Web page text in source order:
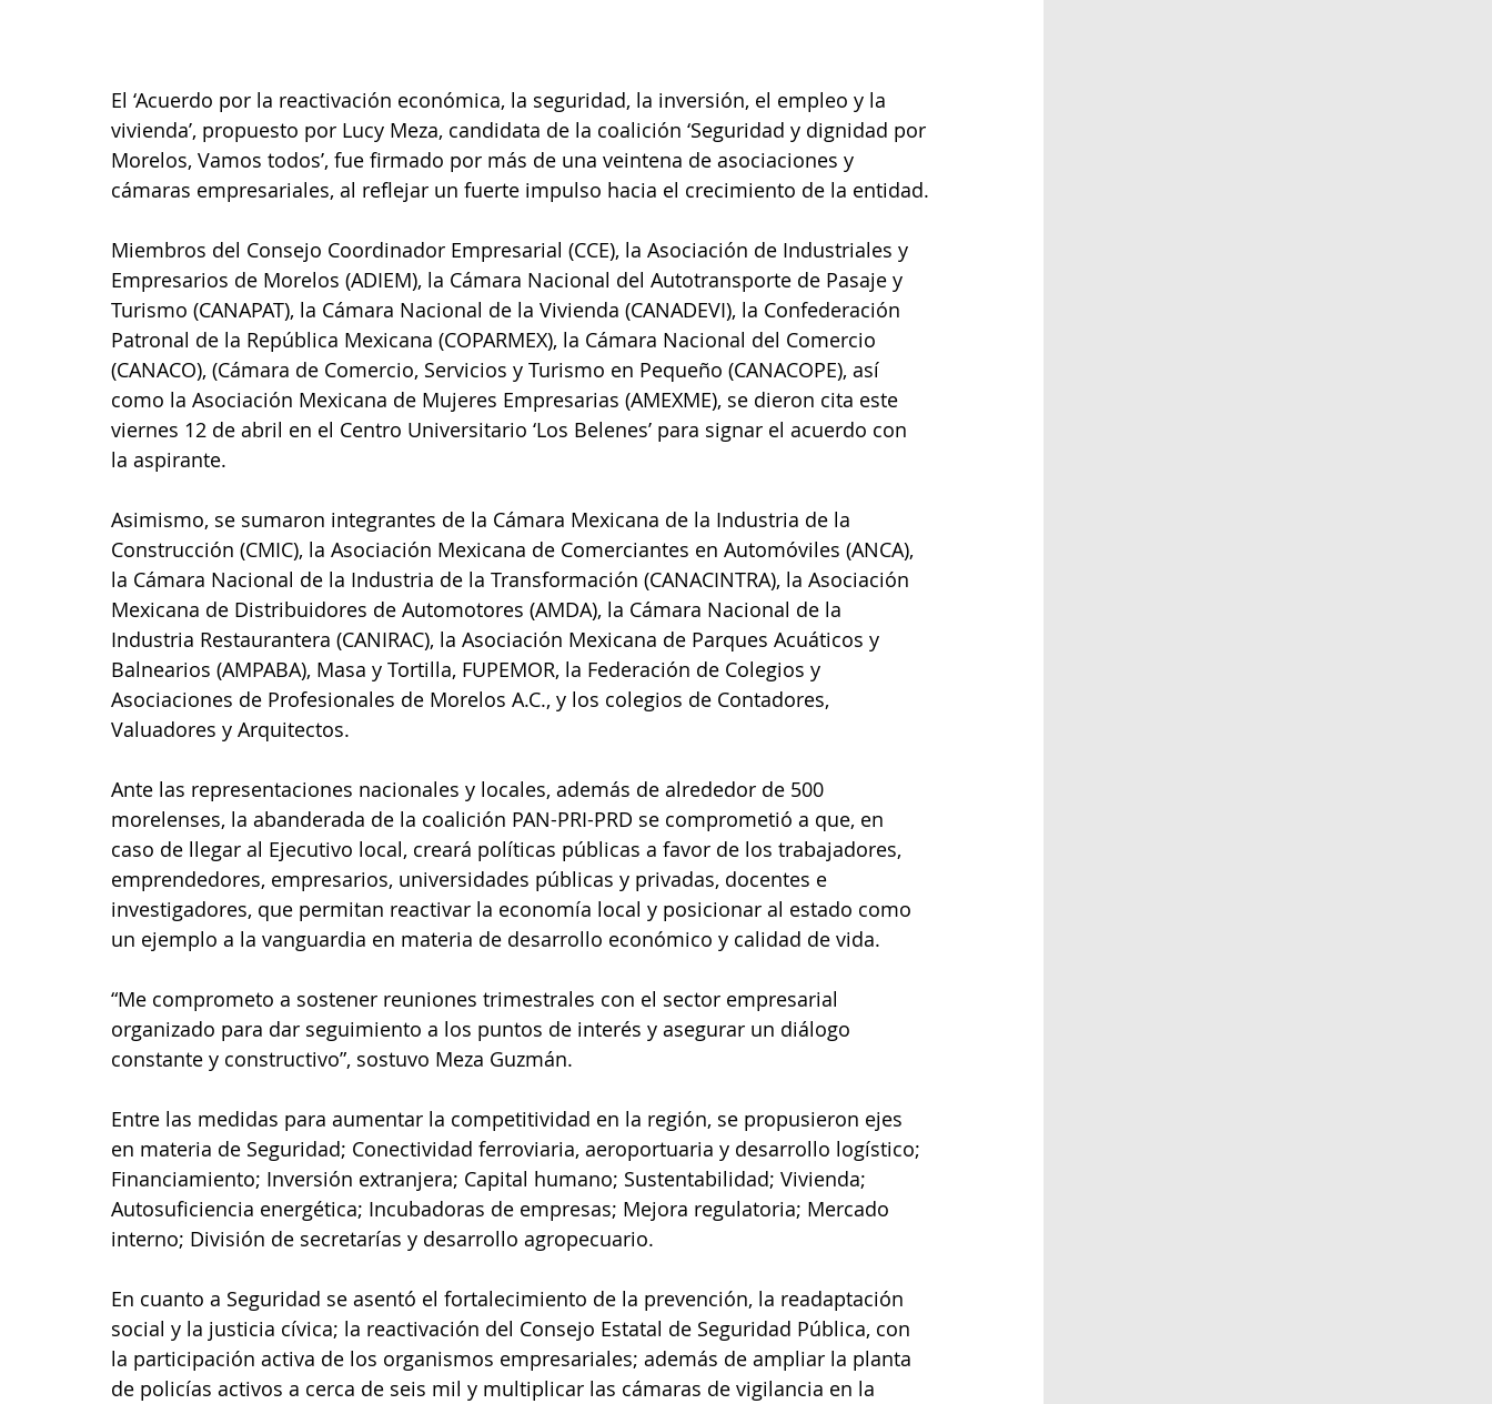
El ‘Acuerdo por la reactivación económica, la seguridad, la inversión, el empleo y la
vivienda’, propuesto por Lucy Meza, candidata de la coalición ‘Seguridad y dignidad por
Morelos, Vamos todos’, fue firmado por más de una veintena de asociaciones y
cámaras empresariales, al reflejar un fuerte impulso hacia el crecimiento de la entidad.
Miembros del Consejo Coordinador Empresarial (CCE), la Asociación de Industriales y
Empresarios de Morelos (ADIEM), la Cámara Nacional del Autotransporte de Pasaje y
Turismo (CANAPAT), la Cámara Nacional de la Vivienda (CANADEVI), la Confederación
Patronal de la República Mexicana (COPARMEX), la Cámara Nacional del Comercio
(CANACO), (Cámara de Comercio, Servicios y Turismo en Pequeño (CANACOPE), así
como la Asociación Mexicana de Mujeres Empresarias (AMEXME), se dieron cita este
viernes 12 de abril en el Centro Universitario ‘Los Belenes’ para signar el acuerdo con
la aspirante.
Asimismo, se sumaron integrantes de la Cámara Mexicana de la Industria de la
Construcción (CMIC), la Asociación Mexicana de Comerciantes en Automóviles (ANCA),
la Cámara Nacional de la Industria de la Transformación (CANACINTRA), la Asociación
Mexicana de Distribuidores de Automotores (AMDA), la Cámara Nacional de la
Industria Restaurantera (CANIRAC), la Asociación Mexicana de Parques Acuáticos y
Balnearios (AMPABA), Masa y Tortilla, FUPEMOR, la Federación de Colegios y
Asociaciones de Profesionales de Morelos A.C., y los colegios de Contadores,
Valuadores y Arquitectos.
Ante las representaciones nacionales y locales, además de alrededor de 500
morelenses, la abanderada de la coalición PAN-PRI-PRD se comprometió a que, en
caso de llegar al Ejecutivo local, creará políticas públicas a favor de los trabajadores,
emprendedores, empresarios, universidades públicas y privadas, docentes e
investigadores, que permitan reactivar la economía local y posicionar al estado como
un ejemplo a la vanguardia en materia de desarrollo económico y calidad de vida.
“Me comprometo a sostener reuniones trimestrales con el sector empresarial
organizado para dar seguimiento a los puntos de interés y asegurar un diálogo
constante y constructivo”, sostuvo Meza Guzmán.
Entre las medidas para aumentar la competitividad en la región, se propusieron ejes
en materia de Seguridad; Conectividad ferroviaria, aeroportuaria y desarrollo logístico;
Financiamiento; Inversión extranjera; Capital humano; Sustentabilidad; Vivienda;
Autosuficiencia energética; Incubadoras de empresas; Mejora regulatoria; Mercado
interno; División de secretarías y desarrollo agropecuario.
En cuanto a Seguridad se asentó el fortalecimiento de la prevención, la readaptación
social y la justicia cívica; la reactivación del Consejo Estatal de Seguridad Pública, con
la participación activa de los organismos empresariales; además de ampliar la planta
de policías activos a cerca de seis mil y multiplicar las cámaras de vigilancia en la